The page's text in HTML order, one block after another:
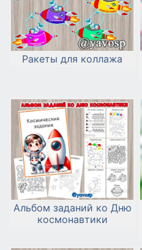
Ракеты для коллажа
Альбом заданий ко Дню
космонавтики